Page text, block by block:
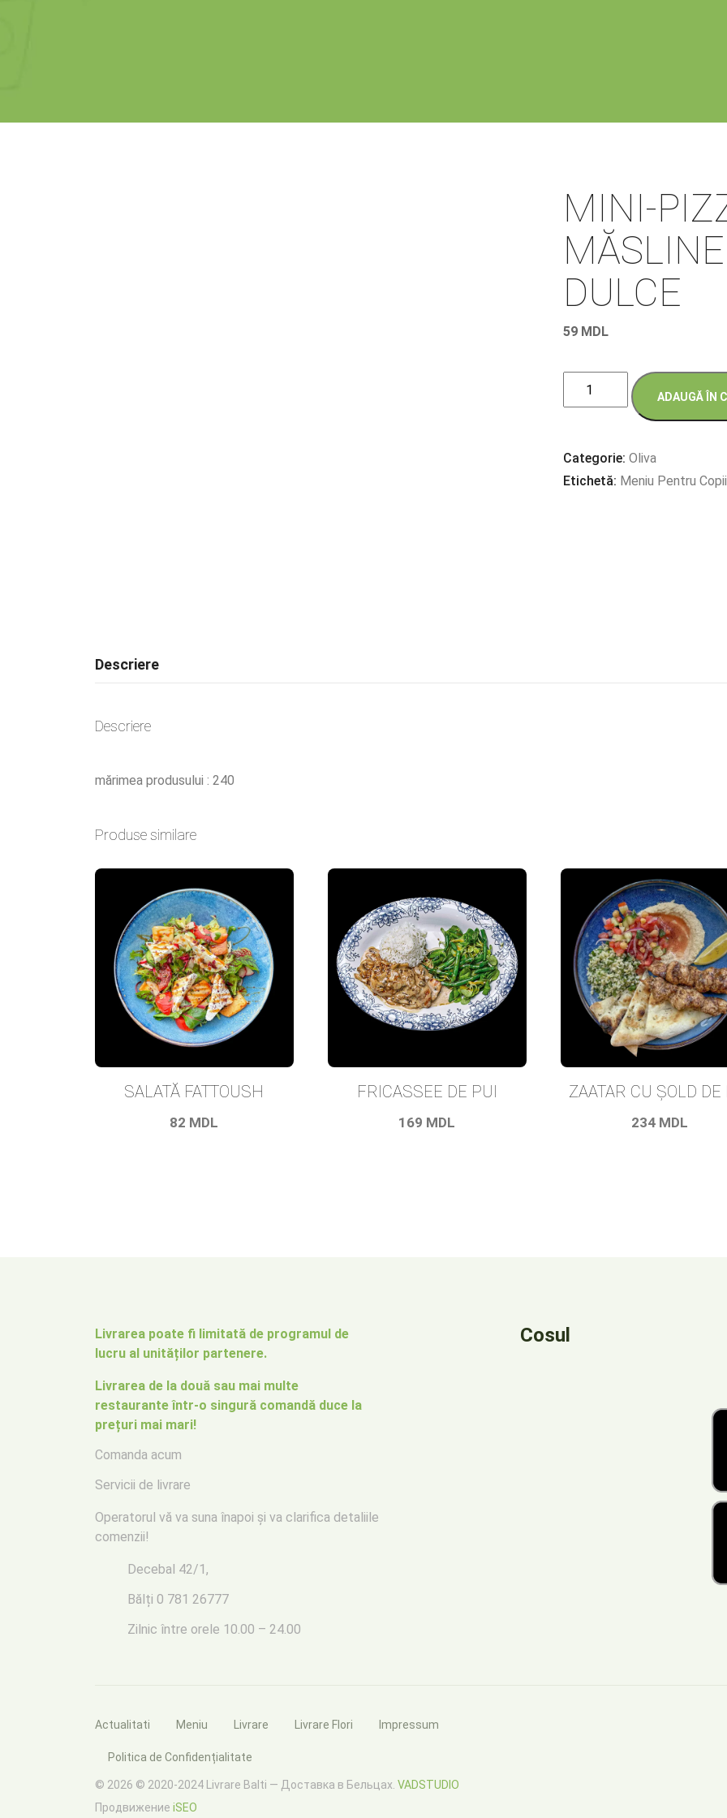
MINI-
DULCE
59 MDL
Cantitate
MINI-
CU
ȘUNCĂ,
ADAUGĂ ÎN
Categorie:Oliva
Etichetă: Meniu Pentru Copii
Descriere
Descriere
mărimea produsului : 240
Produse similare
SALATĂ FATTOUSH
82 MDL
FRICASSEE DE PUI
169 MDL
ZAATAR CU ȘOLD DE
234 MDL
Livrarea poate fi limitată de programul de
lucru al unităților partenere.
Livrarea de la două sau mai multe
restaurante într-o singură comandă duce la
prețuri mai mari!
Comanda acum
Servicii de livrare
Operatorul vă va suna înapoi și va clarifica detaliile
comenzii!
Decebal 42/1,
Bălți 0 781 26777
Zilnic între orele 10.00 – 24.00
Cosul
Actualitati Meniu Livrare Livrare Flori Impressum
Politica de Confidențialitate
© 2026 © 2020-2024 Livrare Balti — Доставка в Бельцах. VADSTUDIO
Продвижение iSEO